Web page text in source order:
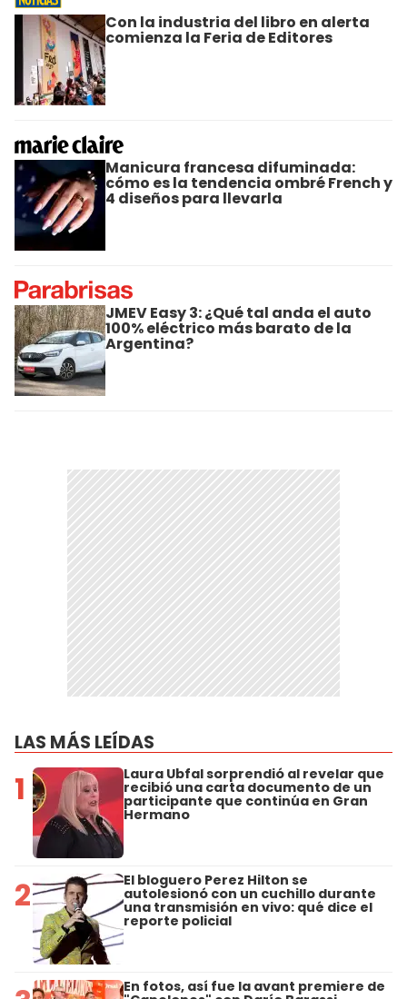
Con la industria del libro en alerta
comienza la Feria de Editores
Manicura francesa difuminada:
cómo es la tendencia ombré French y
4 diseños para llevarla
JMEV Easy 3: ¿Qué tal anda el auto
100% eléctrico más barato de la
Argentina?
LAS MÁS LEÍDAS
1 Laura Ubfal sorprendió al revelar que
recibió una carta documento de un
participante que continúa en Gran
Hermano
2 El bloguero Perez Hilton se
autolesionó con un cuchillo durante
una transmisión en vivo: qué dice el
reporte policial
En fotos, así fue la avant premiere de